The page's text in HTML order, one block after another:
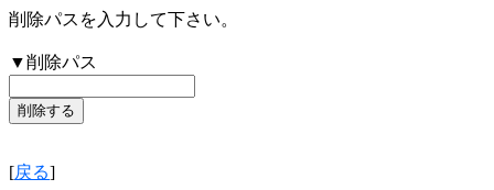
削除パスを入力して下さい。
▼削除パス
[戻る]